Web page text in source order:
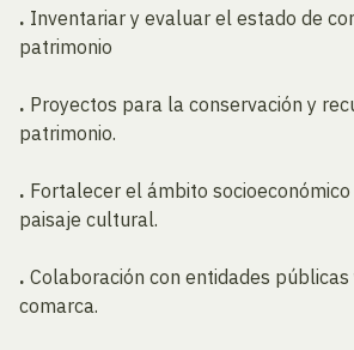
. Inventariar y evaluar el estado de
patrimonio
. Proyectos para la conservación y
patrimonio.
. Fortalecer el ámbito
paisaje cultural.
. Colaboración con entidades
comarca.